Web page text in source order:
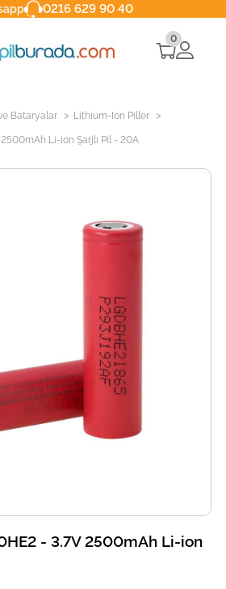
0216 629 90 40
0
Bataryalar > Lithium-Ion Piller >
Li-ion Şarjlı Pil - 20A
- 3.7V 2500mAh Li-ion